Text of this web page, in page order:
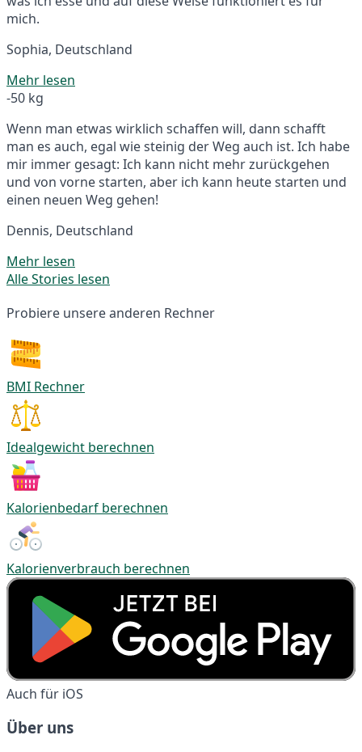
mich.
Sophia, Deutschland
Mehr lesen
-50 kg
Wenn man etwas wirklich schaffen will, dann schafft
man es auch, egal wie steinig der Weg auch ist. Ich habe
mir immer gesagt: Ich kann nicht mehr zurückgehen
und von vorne starten, aber ich kann heute starten und
einen neuen Weg gehen!
Dennis, Deutschland
Mehr lesen
Alle Stories lesen
Probiere unsere anderen Rechner
BMI Rechner
Idealgewicht berechnen
Kalorienbedarf berechnen
Kalorienverbrauch berechnen
Auch für iOS
Über uns